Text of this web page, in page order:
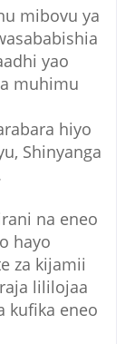
mibovu ya
yao
muhimu
hiyo
Shinyanga
na eneo
hayo
za kijamii
lililojaa
kufika eneo